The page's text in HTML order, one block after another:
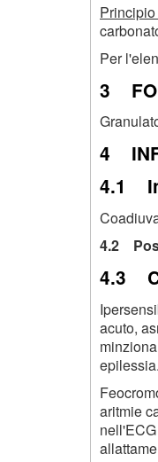
Per
3
4
4.1
4.2
4.3
acuto,
aritmie